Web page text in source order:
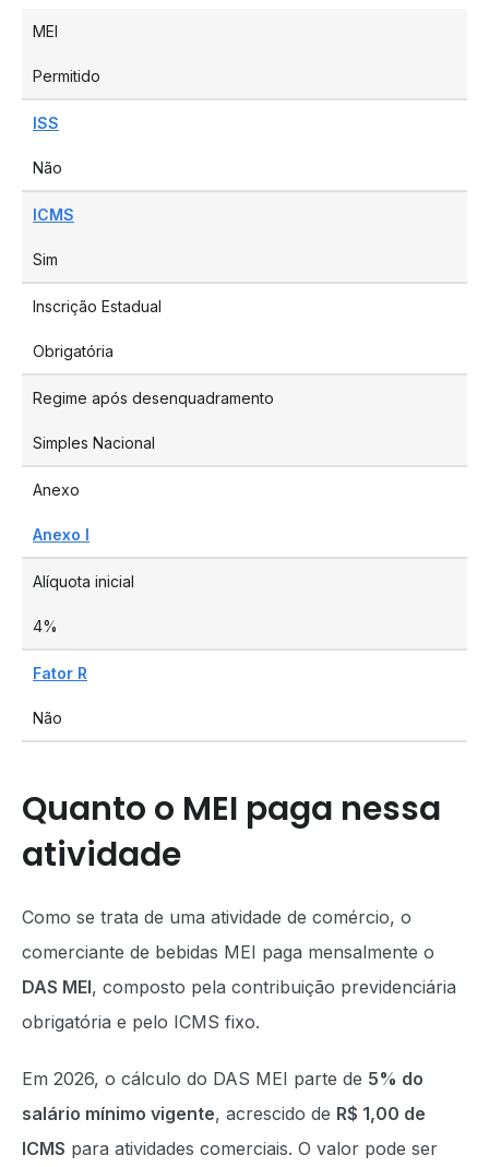
MEI
Permitido
ISS
Não
ICMS
Sim
Inscrição Estadual
Obrigatória
Regime após desenquadramento
Simples Nacional
Anexo
Anexo I
Alíquota inicial
4%
Fator R
Não
Quanto o MEI paga nessa
atividade
Como se trata de uma atividade de comércio, o
comerciante de bebidas MEI paga mensalmente o
DAS MEI, composto pela contribuição previdenciária
obrigatória e pelo ICMS fixo.
Em 2026, o cálculo do DAS MEI parte de 5% do
salário mínimo vigente, acrescido de R$ 1,00 de
ICMS para atividades comerciais. O valor pode ser